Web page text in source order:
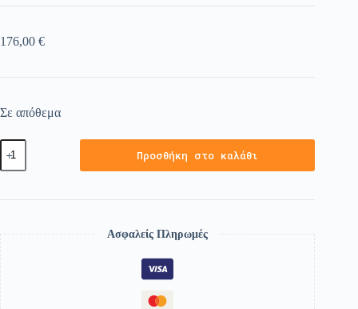
176,00 €
Σε απόθεμα
Προσθήκη στο καλάθι
Ασφαλείς Πληρωμές